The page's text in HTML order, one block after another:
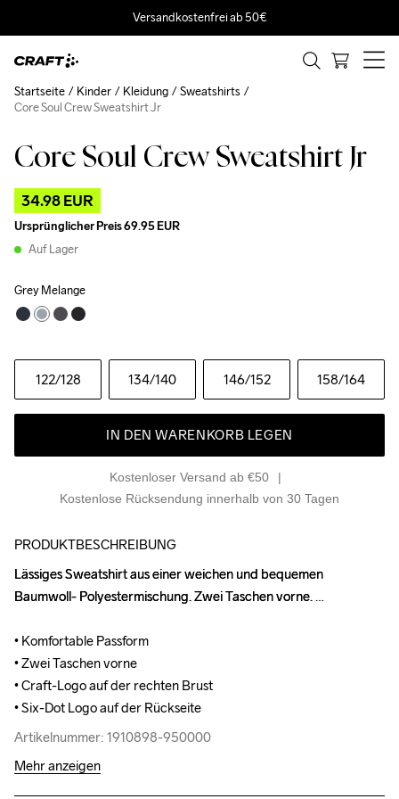
Versandkostenfrei ab 50€
Core Soul Crew Sweatshirt Jr
34.98 EUR
Ursprünglicher Preis69.95 EUR
Auf Lager
Grey Melange
122/128 134/140 146/152 158/164
IN DEN WARENKORB LEGEN
Kostenloser Versand ab €50
Kostenlose Rücksendung innerhalb von 30 Tagen
Startseite Kinder Kleidung
Sweatshirts
Core Soul Crew Sweatshirt Jr
Outlet
PRODUKTBESCHREIBUNG
Lässiges Sweatshirt aus einer weichen und bequemen
Baumwoll- Polyestermischung. Zwei Taschen vorne.
• Komfortable Passform
• Zwei Taschen vorne
• Craft-Logo auf der rechten Brust
• Six-Dot Logo auf der Rückseite
Artikelnummer: 1910898-950000
Lässiges Sweatshirt aus einer weichen und bequemen
Baumwoll- Polyestermischung. Zwei Taschen vorne.
• Komfortable Passform
• Zwei Taschen vorne
• Craft-Logo auf der rechten Brust
• Six-Dot Logo auf der Rückseite
Artikelnummer: 1910898-950000
Mehr anzeigen